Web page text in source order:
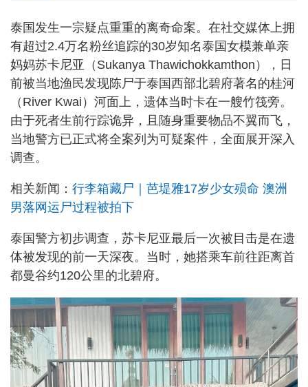
泰国发生一宗疑点重重的离奇命案。在社交媒体上拥
有超过2.4万名粉丝追踪的30岁知名泰国女模兼单亲
妈妈苏卡尼亚（Sukanya Thawichokkamthon），日
前被当地渔民发现陈尸于泰国西部北碧府著名的桂河
（River Kwai）河面上，遗体当时卡在一艘竹筏旁。
由于死者生前行踪诡异，且随身重要物品不翼而飞，
当地警方已正式将全案列为可疑案件，全面展开深入
调查。
相关新闻： 行李箱藏尸｜芭堤雅17岁少女殒命 澳洲
男落网运尸过程被拍下
泰国警方初步调查，苏卡尼亚最后一次被目击是在遗
体被发现的前一天深夜。当时，她搭乘车前往距离首
都曼谷约120公里的北碧府。